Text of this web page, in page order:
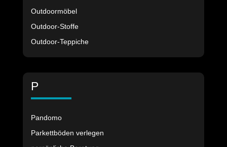
Outdoormöbel
Outdoor-Stoffe
Outdoor-Teppiche
P
Pandomo
Parkettböden verlegen